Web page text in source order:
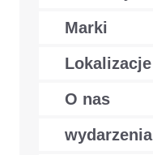
Marki
Lokalizacje
O nas
wydarzenia